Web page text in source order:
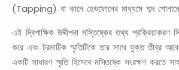
(Tapping) বা কানে হেডফোনের মাধ্যমে শব্দ
এই দ্বিপাক্ষিক উদ্দীপনা মস্তিষ্কের তথ্য প্রক্রিয়াকরণ
করে এবং ট্রমাটিক স্মৃতিটিকে তার সাথে যুক্ত তীব্র
একটি সাধারণ স্মৃতি হিসেবে মস্তিষ্কে সংরক্ষণ করতে